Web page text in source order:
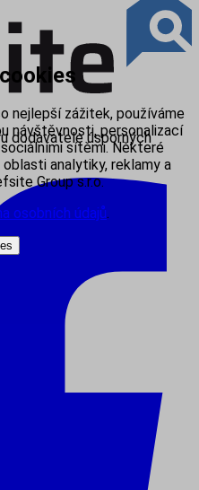
dodavatele úsporných
nejlepší zážitek, používáme
návštěvnosti, personalizací
sítěmi. Některé
analytiky, reklamy a
Group s.r.o.
osobních údajů.